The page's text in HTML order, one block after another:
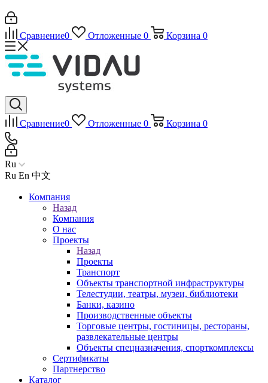
Сравнение0 Отложенные 0 Корзина 0
Сравнение0 Отложенные 0 Корзина 0
Ru
Ru En 中文
Компания
Назад
Компания
О нас
Проекты
Назад
Проекты
Транспорт
Объекты транспортной инфраструктуры
Телестудии, театры, музеи, библиотеки
Банки, казино
Производственные объекты
Торговые центры, гостиницы, рестораны,
развлекательные центры
Объекты спецназначения, спорткомплексы
Сертификаты
Партнерство
Каталог